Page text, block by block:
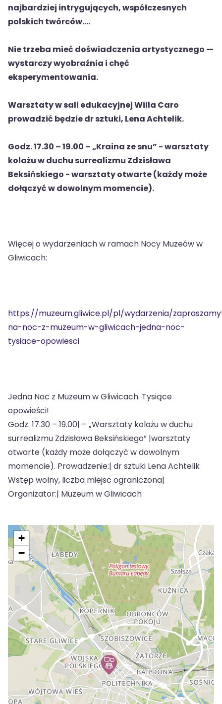
najbardziej intrygujących, współczesnych
polskich twórców….
Nie trzeba mieć doświadczenia artystycznego —
wystarczy wyobraźnia i chęć
eksperymentowania.
Warsztaty w sali edukacyjnej Willa Caro
prowadzić będzie dr sztuki, Lena Achtelik.
Godz. 17.30 – 19.00 – „Kraina ze snu” - warsztaty
kolażu w duchu surrealizmu Zdzisława
Beksińskiego - warsztaty otwarte (każdy może
dołączyć w dowolnym momencie).
Więcej o wydarzeniach w ramach Nocy Muzeów w
Gliwicach:
https://muzeum.gliwice.pl/pl/wydarzenia/
na-noc-z-muzeum-w-gliwicach-jedna-noc-
tysiace-opowiesci
Jedna Noc z Muzeum w Gliwicach. Tysiące
opowieści!
Godz. 17.30 – 19.00| – „Warsztaty kolażu w duchu
surrealizmu Zdzisława Beksińskiego” |warsztaty
otwarte (każdy może dołączyć w dowolnym
momencie). Prowadzenie:| dr sztuki Lena Achtelik
Wstęp wolny, liczba miejsc ograniczona|
Organizator:| Muzeum w Gliwicach
+
−